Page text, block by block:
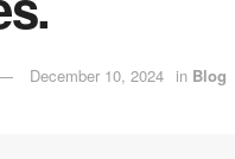
December 10, 2024 in Blog